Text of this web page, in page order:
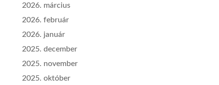
2026. március
2026. február
2026. január
2025. december
2025. november
2025. október